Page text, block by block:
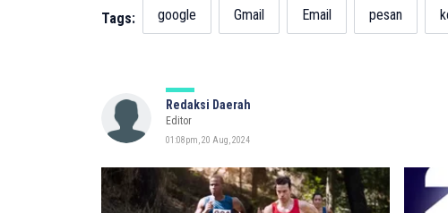
Tags: google Gmail Email pesan
Redaksi Daerah
Editor
01:08pm, 20 Aug, 2024